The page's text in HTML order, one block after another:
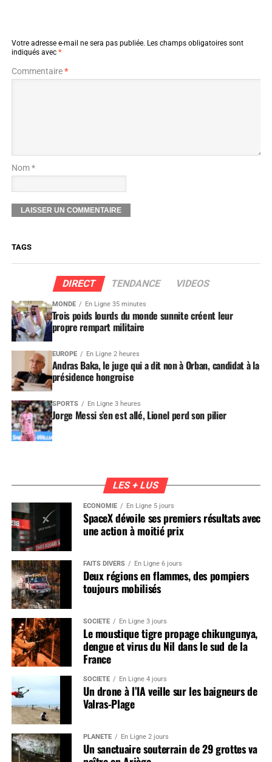
Votre adresse e-mail ne sera pas publiée. Les champs obligatoires sont
indiqués avec *
Commentaire*
Nom *
TAGS
DIRECT TENDANCE VIDEOS
MONDE En Ligne 35 minutes
Trois poids lourds du monde sunnite créent leur
propre rempart militaire
EUROPE En Ligne 2 heures
Andras Baka, le juge qui a dit non à Orban, candidat à la
présidence hongroise
SPORTS En Ligne 3 heures
Jorge Messi s’en est allé, Lionel perd son pilier
LES + LUS
ÉCONOMIE En Ligne 5 jours
SpaceX dévoile ses premiers résultats avec
une action à moitié prix
FAITS DIVERS En Ligne 6 jours
Deux régions en flammes, des pompiers
toujours mobilisés
SOCIÉTÉ En Ligne 3 jours
Le moustique tigre propage chikungunya,
dengue et virus du Nil dans le sud de la
France
SOCIÉTÉ En Ligne 4 jours
Un drone à l’IA veille sur les baigneurs de
Valras-Plage
PLANÈTE En Ligne 2 jours
Un sanctuaire souterrain de 29 grottes va